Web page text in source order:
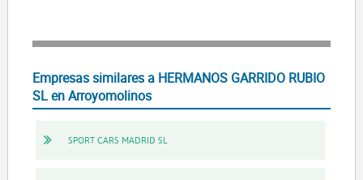
Empresas similares a HERMANOS GARRIDO RUBIO
SL en Arroyomolinos
SPORT CARS MADRID SL